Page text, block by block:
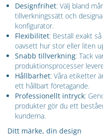
Designfrihet: Välj bland
tillverkningssätt och
konfigurator.
Flexibilitet: Beställ exakt
oavsett hur stor eller liten
Snabb tillverkning: Tack
produktionsprocesser
Hållbarhet: Våra etiketter
ett hållbart företagande.
Professionellt intryck:
produkter gör du ett
kunderna.
Ditt märke, din design